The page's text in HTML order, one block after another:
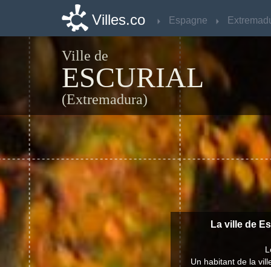
Villes.co Espagne
Ville de
ESCURIAL
(Extremadura)
La ville de
Un habitant de la
Villes.co Espagne